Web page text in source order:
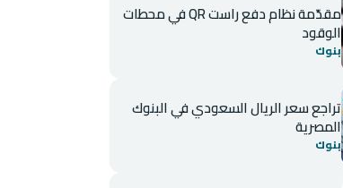
مقدّمة نظام دفع راست QR في محطات
الوقود
بنوك
تراجع سعر الريال السعودي في البنوك
المصرية
بنوك